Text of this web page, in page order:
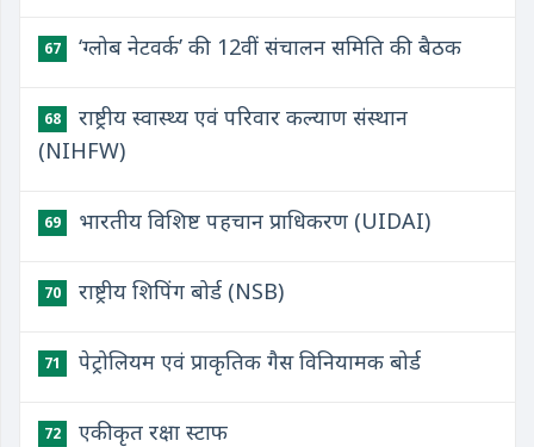
67 ‘ग्लोब नेटवर्क’ की 12वीं संचालन समिति की बैठक
68
राष्ट्रीय स्वास्थ्य एवं परिवार कल्याण संस्थान
(NIHFW)
69 भारतीय विशिष्ट पहचान प्राधिकरण (UIDAI)
70 राष्ट्रीय शिपिंग बोर्ड (NSB)
71 पेट्रोलियम एवं प्राकृतिक गैस विनियामक बोर्ड
72 एकीकृत रक्षा स्टाफ